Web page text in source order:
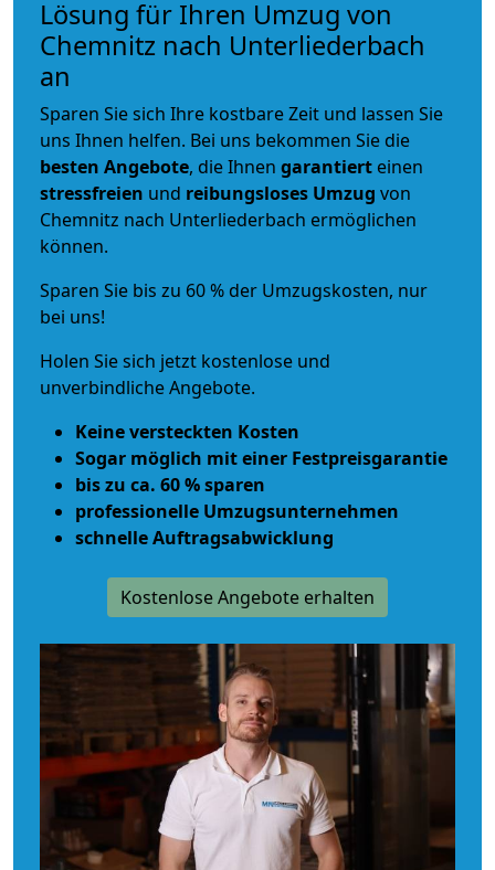
Lösung für Ihren Umzug von
Chemnitz nach Unterliederbach
an
Sparen Sie sich Ihre kostbare Zeit und lassen Sie
uns Ihnen helfen. Bei uns bekommen Sie die
besten Angebote, die Ihnen garantiert einen
stressfreien und reibungsloses Umzug von
Chemnitz nach Unterliederbach ermöglichen
können.
Sparen Sie bis zu 60 % der Umzugskosten, nur
bei uns!
Holen Sie sich jetzt kostenlose und
unverbindliche Angebote.
Keine versteckten Kosten
Sogar möglich mit einer Festpreisgarantie
bis zu ca. 60 % sparen
professionelle Umzugsunternehmen
schnelle Auftragsabwicklung
Kostenlose Angebote erhalten